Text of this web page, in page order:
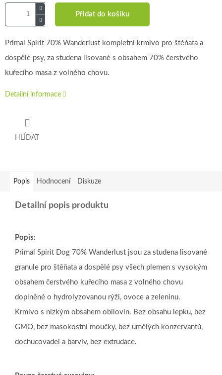
Přidat do košíku
Primal Spirit 70% Wanderlust kompletní krmivo pro štěňata a
dospělé psy, za studena lisované s obsahem 70% čerstvého
kuřecího masa z volného chovu.
Detailní informace
HLÍDAT
Popis Hodnocení Diskuze
Detailní popis produktu
Popis:
Primal Spirit Dog 70% Wanderlust jsou za studena lisované
granule pro štěňata a dospělé psy všech plemen s vysokým
obsahem čerstvého kuřecího masa z volného chovu
doplněné o hydrolyzovanou rýži, ovoce a zeleninu.
Krmivo s nízkým obsahem obilovin. Bez obsahu lepku, bez
GMO, bez masokostní moučky, bez umělých konzervantů,
dochucovadel a barviv, bez extrudace.